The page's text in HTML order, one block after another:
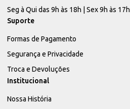
Seg à Qui das 9h às 18h | Sex 9h às 17h
Suporte
Formas de Pagamento
Segurança e Privacidade
Troca e Devoluções
Institucional
Nossa História